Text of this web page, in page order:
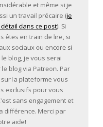
et même si je
un travail précaire (je
dans ce post). Si
êtes en train de lire, si
sociaux ou encore si
blog, je vous serai
blog via Patreon. Par
la plateforme vous
exclusifs pour vous
sans engagement et
différence. Merci par
aide!